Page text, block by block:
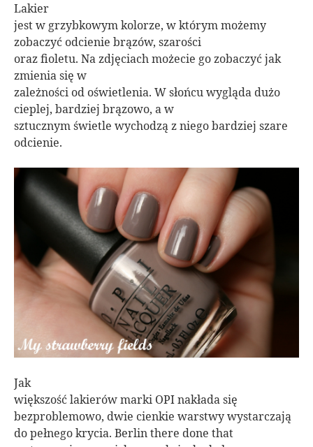
Lakier
jest w grzybkowym kolorze, w którym możemy
zobaczyć odcienie brązów, szarości
oraz fioletu. Na zdjęciach możecie go zobaczyć jak
zmienia się w
zależności od oświetlenia. W słońcu wygląda dużo
cieplej, bardziej brązowo, a w
sztucznym świetle wychodzą z niego bardziej szare
odcienie.
Jak
większość lakierów marki OPI nakłada się
bezproblemowo, dwie cienkie warstwy wystarczają
do pełnego krycia. Berlin there done that